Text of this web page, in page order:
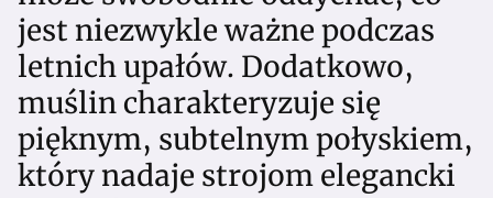
jest niezwykle ważne podczas
letnich upałów. Dodatkowo,
muślin charakteryzuje się
pięknym, subtelnym połyskiem,
który nadaje strojom elegancki